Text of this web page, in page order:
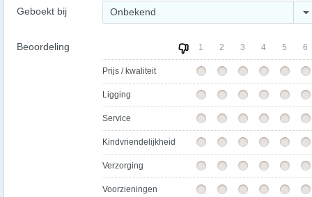
Geboekt bij Onbekend
Beoordeling 1 2 3 4 5 6
Prijs / kwaliteit
Ligging
Service
Kindvriendelijkheid
Verzorging
Voorzieningen